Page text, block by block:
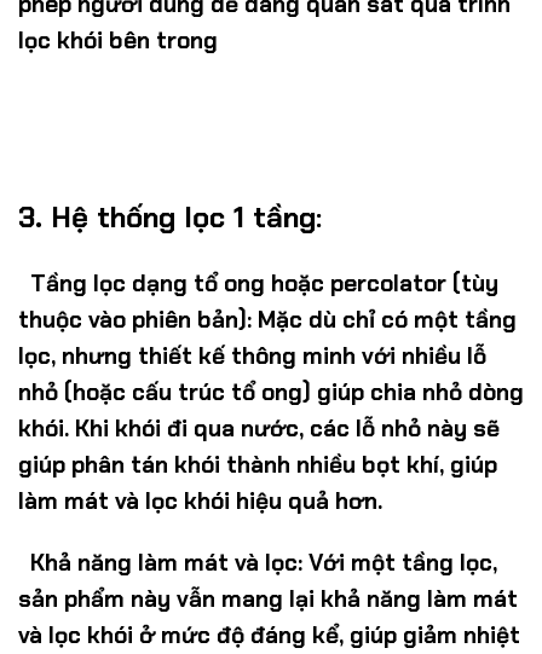
lọc khói bên trong
3. Hệ thống lọc 1 tầng:
Tầng lọc dạng tổ ong hoặc percolator (tùy
thuộc vào phiên bản): Mặc dù chỉ có một tầng
lọc, nhưng thiết kế thông minh với nhiều lỗ
nhỏ (hoặc cấu trúc tổ ong) giúp chia nhỏ dòng
khói. Khi khói đi qua nước, các lỗ nhỏ này sẽ
giúp phân tán khói thành nhiều bọt khí, giúp
làm mát và lọc khói hiệu quả hơn.
Khả năng làm mát và lọc: Với một tầng lọc,
sản phẩm này vẫn mang lại khả năng làm mát
và lọc khói ở mức độ đáng kể, giúp giảm nhiệt